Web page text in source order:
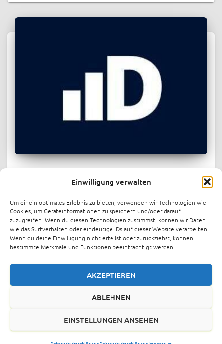
Einwilligung verwalten
Um dir ein optimales Erlebnis zu bieten, verwenden wir Technologien wie
Cookies, um Geräteinformationen zu speichern und/oder darauf
zuzugreifen. Wenn du diesen Technologien zustimmst, können wir Daten
wie das Surfverhalten oder eindeutige IDs auf dieser Website verarbeiten.
Wenn du deine Einwilligung nicht erteilst oder zurückziehst, können
bestimmte Merkmale und Funktionen beeinträchtigt werden.
AKZEPTIEREN
ABLEHNEN
EINSTELLUNGEN ANSEHEN
Berlin energy startup indielux raises
over $1.1M in record-breaking
crowdfunding round
Berlin-based energy startup indielux has raised over €1
million through crowdinvesting platform FunderNation,
just one month after launching its funding round. The
company has now increased its target to €1.4 million.
Indielux offers patented cable Weiterlesen
IMPRESSUM DATENSCHUTZERKLÄRUNG ÜBER UNS VIB